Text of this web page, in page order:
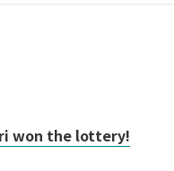
won the lottery!